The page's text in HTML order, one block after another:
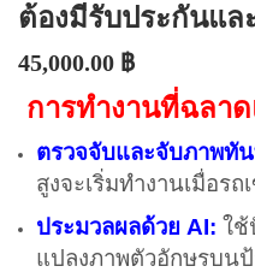
ต้องมีรับประกันแล
45,000.00 ฿
การทำงานที่ฉลา
ตรวจจับและจับภาพทั
สูงจะเริ่มทำงานเมื่อรถ
ประมวลผลด้วย AI: ใช้
แปลงภาพตัวอักษรบน